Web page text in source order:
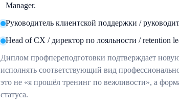
Manager.
Руководитель клиентской поддержки /
Head of CX / директор по лояльности / retention
Диплом профпереподготовки подтверждает
исполнять соответствующий вид
это не «я прошёл тренинг по вежливости», а
статуса.